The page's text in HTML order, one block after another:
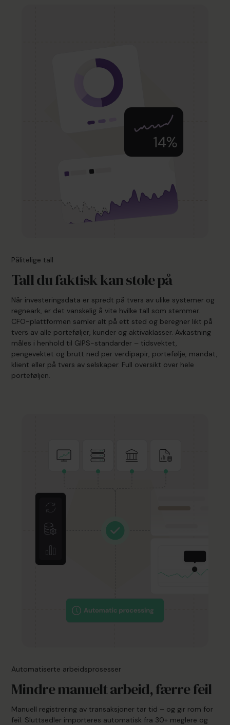
Pålitelige tall
Tall du faktisk kan stole på
Når investeringsdata er spredt på tvers av ulike systemer og
regneark, er det vanskelig å vite hvilke tall som stemmer.
CFO-plattformen samler alt på ett sted og beregner likt på
tvers av alle porteføljer, kunder og aktivaklasser. Avkastning
måles i henhold til GIPS-standarder – tidsvektet,
pengevektet og brutt ned per verdipapir, portefølje, mandat,
klient eller på tvers av selskaper. Full oversikt over hele
porteføljen.
Automatiserte arbeidsprosesser
Mindre manuelt arbeid, færre feil
Manuell registrering av transaksjoner tar tid – og gir rom for
feil. Sluttsedler importeres automatisk fra 30+ meglere og